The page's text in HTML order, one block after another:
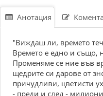
Анотация
"Виждаш ли, времето
Времето е едно и също,
Променяме се ние във
щедрите си дарове от
причудливи, цветисти
- преди и след -